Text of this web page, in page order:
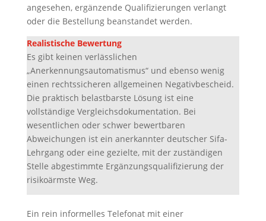
angesehen, ergänzende Qualifizierungen verlangt
oder die Bestellung beanstandet werden.
Realistische Bewertung
Es gibt keinen verlässlichen
„Anerkennungsautomatismus“ und ebenso wenig
einen rechtssicheren allgemeinen Negativbescheid.
Die praktisch belastbarste Lösung ist eine
vollständige Vergleichsdokumentation. Bei
wesentlichen oder schwer bewertbaren
Abweichungen ist ein anerkannter deutscher Sifa-
Lehrgang oder eine gezielte, mit der zuständigen
Stelle abgestimmte Ergänzungsqualifizierung der
risikoärmste Weg.
Ein rein informelles Telefonat mit einer